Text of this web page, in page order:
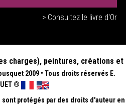
> Consultez le livre d'Or
charges), peintures, créations et
2009 • Tous droits réservés E.
®
protégés par des droits d'auteur en